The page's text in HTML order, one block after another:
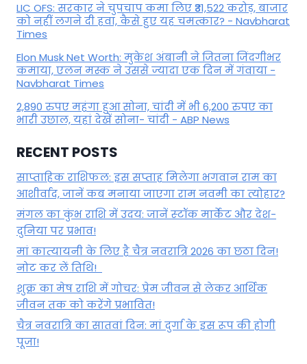
LIC OFS: सरकार ने चुपचाप कमा लिए ₹31,522 करोड़, बाजार
को नहीं लगने दी हवा, कैसे हुए यह चमत्कार? - Navbharat
Times
Elon Musk Net Worth: मुकेश अंबानी ने जितना जिंदगीभर
कमाया, एलन मस्क ने उससे ज्यादा एक दिन में गंवाया -
Navbharat Times
2,890 रुपए महंगा हुआ सोना, चांदी में भी 6,200 रुपए का
भारी उछाल, यहां देखें सोना- चांदी - ABP News
RECENT POSTS
साप्ताहिक राशिफल: इस सप्ताह मिलेगा भगवान राम का
आशीर्वाद, जानें कब मनाया जाएगा राम नवमी का त्योहार?
मंगल का कुंभ राशि में उदय: जानें स्‍टॉक मार्केट और देश-
दुनिया पर प्रभाव!
मां कात्‍यायनी के लिए है चैत्र नवरात्रि 2026 का छठा दिन!
नोट कर लें तिथि!
शुक्र का मेष राशि में गोचर: प्रेम जीवन से लेकर आर्थिक
जीवन तक को करेंगे प्रभावित!
चैत्र नवरात्रि का सातवां दिन: मां दुर्गा के इस रूप की होगी
पूजा!